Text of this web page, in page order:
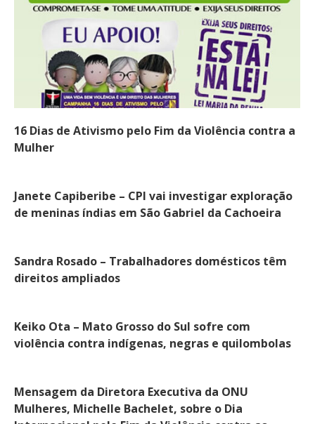
16 Dias de Ativismo pelo Fim da Violência contra a
Mulher
Janete Capiberibe – CPI vai investigar exploração
de meninas índias em São Gabriel da Cachoeira
Sandra Rosado – Trabalhadores domésticos têm
direitos ampliados
Keiko Ota – Mato Grosso do Sul sofre com
violência contra indígenas, negras e quilombolas
Mensagem da Diretora Executiva da ONU
Mulheres, Michelle Bachelet, sobre o Dia